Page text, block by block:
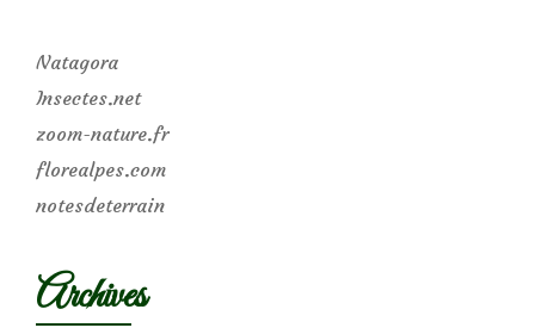
Natagora
Insectes.net
zoom-nature.fr
florealpes.com
notesdeterrain
Archives